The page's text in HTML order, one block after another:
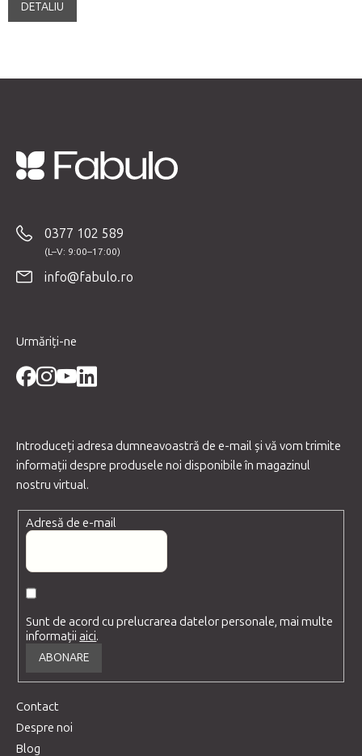
DETALIU
0377 102 589
info@fabulo.ro
Urmăriți-ne
Introduceţi adresa dumneavoastră de e-mail şi vă vom trimite
informaţii despre produsele noi disponibile în magazinul
nostru virtual.
Adresă de e-mail
Sunt de acord cu prelucrarea datelor personale, mai multe
informațiiaici.
ABONARE
Contact
Despre noi
Blog